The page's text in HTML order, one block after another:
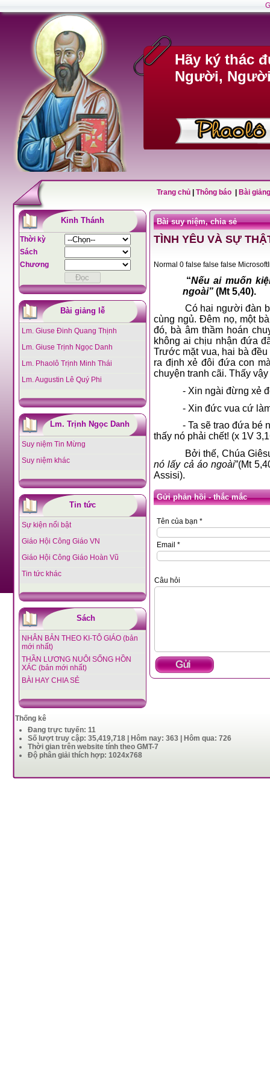
Hãy ký thác
Người,
Trang chủ Thông báo Bài
Kinh Thánh
Thời kỳ
Sách
Chương
Bài giảng lễ
Lm. Giuse Đinh Quang Thịnh
Lm. Giuse Trịnh Ngọc Danh
Lm. Phaolô Trịnh Minh Thái
Lm. Augustin Lê Quý Phi
Lm. Trịnh Ngọc Danh
Suy niệm Tin Mừng
Suy niệm khác
Tin tức
Sự kiện nổi bật
Giáo Hội Công Giáo VN
Giáo Hội Công Giáo Hoàn Vũ
Tin tức khác
Sách
NHÂN BẢN THEO KI-TÔ GIÁO (bản
mới nhất)
THẦN LƯƠNG NUÔI SỐNG HỒN
XÁC (bản mới nhất)
BÀI HAY CHIA SẺ
Bài suy niệm, chia sẻ
TÌNH YÊU VÀ SỰ
Normal 0 false
“Nếu ai muốn
ngoài” (Mt 5,40).
Có hai người đàn
cùng ngủ. Đêm nọ, một
đó, bà âm thầm hoán
không ai chịu nhận đứa
Trước mặt vua, hai bà
ra định xẻ đôi đứa con
chuyện tranh cãi. Thấy
- Xin ngài đừng xẻ
- Xin đức vua cứ
- Ta sẽ trao đứa bé
thấy nó phải chết! (x 1V
Bởi thế, Chúa
nó lấy cả áo ngoài”(Mt
Assisi).
Gửi phản hồi - thắc mắc
Tên của bạn *
Email *
Câu hỏi
Thống kê
Đang trực tuyến: 11
Số lượt truy cập: 35,419,718 | Hôm nay: 363 | Hôm qua: 726
Thời gian trên website tính theo GMT-7
Độ phân giải thích hợp: 1024x768